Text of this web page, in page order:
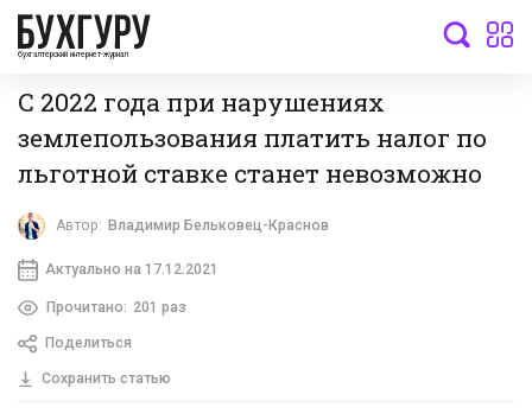
бухгалтерский интернет-журнал
С 2022 года при нарушениях
землепользования платить налог по
льготной ставке станет невозможно
Автор: Владимир Бельковец-Краснов
Актуально на 17.12.2021
Прочитано: 201 раз
Поделиться
Сохранить статью